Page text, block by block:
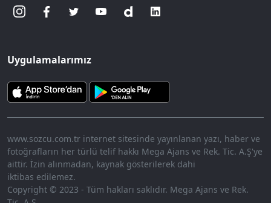
Uygulamalarımız
www.sozcu.com.tr internet sitesinde yayınlanan yazı, haber ve
fotoğrafların her türlü telif hakkı Mega Ajans ve Rek. Tic. A.Ş'ye
aittir. İzin alınmadan, kaynak gösterilerek dahi
iktibas edilemez.
Copyright © 2023 - Tüm hakları saklıdır. Mega Ajans ve Rek.